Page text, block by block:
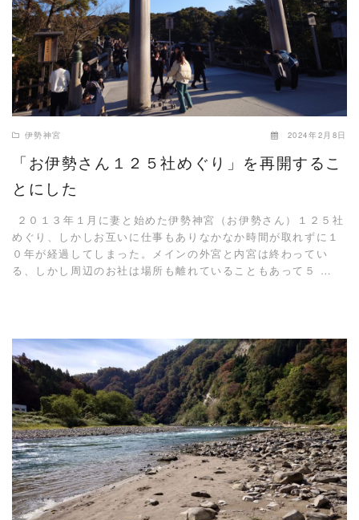
伊勢神宮 2024年2月8日
「お伊勢さん１２５社めぐり」を再開するこ
とにした
２０１３年１月に妻と始めた伊勢神宮（お伊勢さん）１２５社
めぐり、しかしお互いに仕事もありなかなか時間が取れずに１
０年が経過してしまった。メインの外宮と内宮は終わってい
る、しかし周辺のお社は場所も離れていることもあって５ …
READ MORE